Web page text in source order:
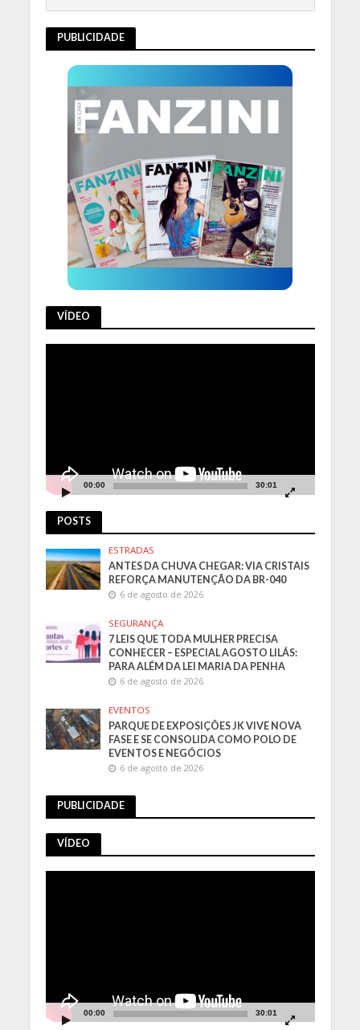
PUBLICIDADE
VÍDEO
00:00 30:01
POSTS
ESTRADAS
ANTES DA CHUVA CHEGAR: VIA CRISTAIS
REFORÇA MANUTENÇÃO DA BR-040
6 de agosto de 2026
SEGURANÇA
7 LEIS QUE TODA MULHER PRECISA
CONHECER – ESPECIAL AGOSTO LILÁS:
PARA ALÉM DA LEI MARIA DA PENHA
6 de agosto de 2026
EVENTOS
PARQUE DE EXPOSIÇÕES JK VIVE NOVA
FASE E SE CONSOLIDA COMO POLO DE
EVENTOS E NEGÓCIOS
6 de agosto de 2026
PUBLICIDADE
VÍDEO
00:00 30:01